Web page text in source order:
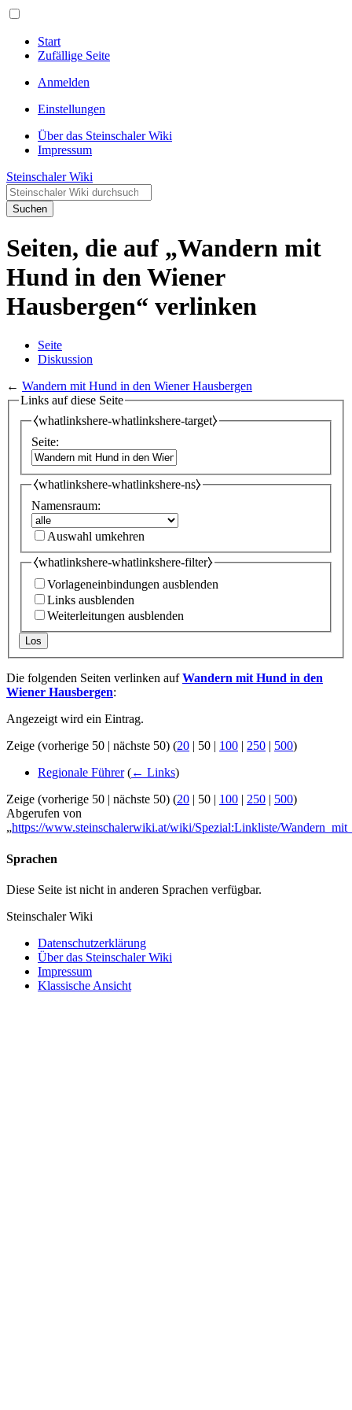
Start
Zufällige Seite
Anmelden
Einstellungen
Über das Steinschaler Wiki
Impressum
Steinschaler Wiki
Suchen
Seiten, die auf „Wandern mit
Hund in den Wiener
Hausbergen“ verlinken
Seite
Diskussion
← Wandern mit Hund in den Wiener Hausbergen
Links auf diese Seite
⧼whatlinkshere-whatlinkshere-target⧽
Seite:
⧼whatlinkshere-whatlinkshere-ns⧽
Namensraum:
Auswahl umkehren
⧼whatlinkshere-whatlinkshere-filter⧽
Vorlageneinbindungen ausblenden
Links ausblenden
Weiterleitungen ausblenden
Los
Die folgenden Seiten verlinken aufWandern mit Hund in den
Wiener Hausbergen:
Angezeigt wird ein Eintrag.
Zeige (vorherige 50 | nächste 50) (20 | 50 | 100 | 250 | 500)
Regionale Führer (← Links)
Zeige (vorherige 50 | nächste 50) (20 | 50 | 100 | 250 | 500)
Abgerufen von
„https://www.steinschalerwiki.at/wiki/Spezial:Linkliste/
Sprachen
Diese Seite ist nicht in anderen Sprachen verfügbar.
Steinschaler Wiki
Datenschutzerklärung
Über das Steinschaler Wiki
Impressum
Klassische Ansicht